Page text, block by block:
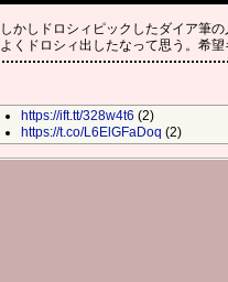
しかしドロシィピックしたダイア筆
よくドロシィ出したなって思う。希
https://ift.tt/328w4t6 (2)
https://t.co/L6ElGFaDoq (2)